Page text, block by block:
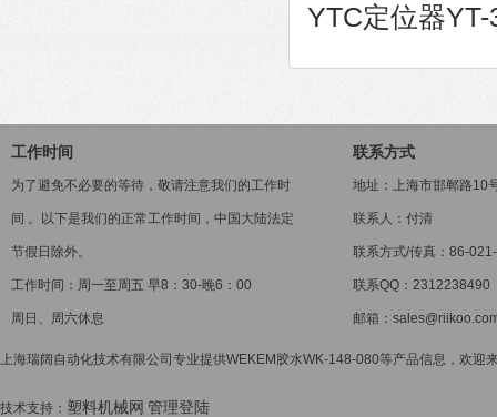
YTC定位器
工作时间
为了避免不必要的等待，敬请注意我们的工作时
间 。以下是我们的正常工作时间，中国大陆法定
节假日除外。
工作时间：周一至周五 早8：30-晚6：00
周日、周六休息
联系方式
地址：上海市邯郸路10
联系人：付清
联系方式/传真：86-
联系QQ：2312238490
邮箱：
上海瑞阔自动化技术有限公司专业提供WEKEM胶水WK-148-080等产品信息，欢迎
技术支持： 塑料机械网 管理登陆